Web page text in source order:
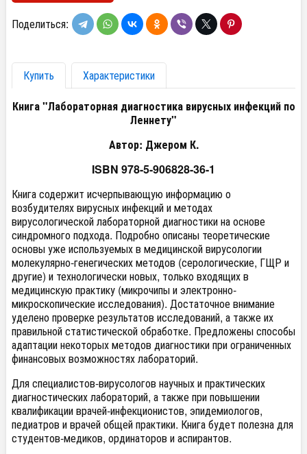
Поделиться:
Купить
Характеристики
Книга "Лабораторная диагностика вирусных инфекций по
Леннету"
Автор: Джером К.
ISBN 978-5-906828-36-1
Книга содержит исчерпывающую информацию о
возбудителях вирусных инфекций и методах
вирусологической лабораторной диагностики на основе
синдромного подхода. Подробно описаны теоретические
основы уже используемых в медицинской вирусологии
молекулярно-генегических методов (серологические, ГЩР и
другие) и технологически новых, только входящих в
медицинскую практику (микрочипы и электронно-
микроскопические исследования). Достаточное внимание
уделено проверке результатов исследований, а также их
правильной статистической обработке. Предложены способы
адаптации некоторых методов диагностики при ограниченных
финансовых возможностях лабораторий.
Для специалистов-вирусологов научных и практических
диагностических лабораторий, а также при повышении
квалификации врачей-инфекционистов, эпидемиологов,
педиатров и врачей общей практики. Книга будет полезна для
студентов-медиков, ординаторов и аспирантов.